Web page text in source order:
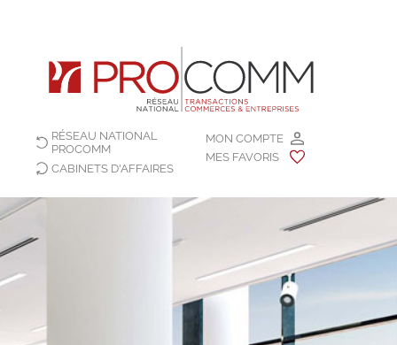
MON COMPTE
MES FAVORIS
RÉSEAU NATIONAL
PROCOMM
CABINETS D'AFFAIRES